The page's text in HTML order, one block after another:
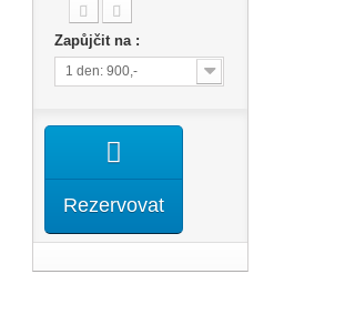
Zapůjčit na :
1 den: 900,-
Rezervovat